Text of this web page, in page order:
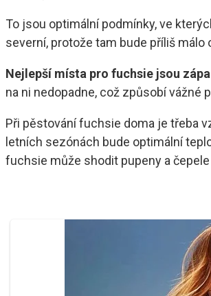
To jsou optimální podmínky, ve
severní, protože tam bude příliš málo
Nejlepší místa pro fuchsie jsou
na ni nedopadne, což způsobí vážné
Při pěstování fuchsie doma je třeba
letních sezónách bude optimální
fuchsie může shodit pupeny a